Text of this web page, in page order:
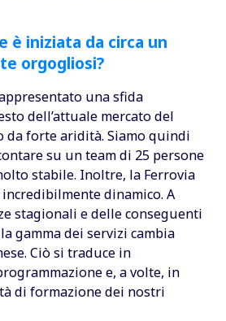
è iniziata da circa un
orgogliosi?
una sfida
dell’attuale mercato del
da forte aridità. Siamo quindi
su un team di 25 persone
stabile. Inoltre, la Ferrovia
dinamico. A
stagionali e delle conseguenti
gamma dei servizi cambia
Ciò si traduce in
e, a volte, in
di formazione dei nostri